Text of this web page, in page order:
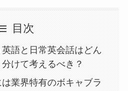
目次
語と日常英会話はどん
けて考えるべき？
業界特有のボキャブラ